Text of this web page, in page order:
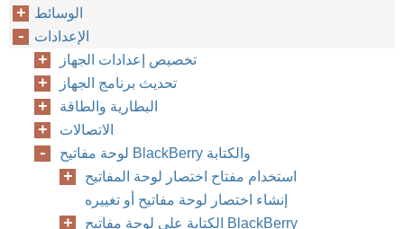
الوسائط
الإعدادات
تخصيص إعدادات الجهاز
تحديث برنامج الجهاز
البطارية والطاقة
الاتصالات
لوحة مفاتيح BlackBerry والكتابة
استخدام مفتاح اختصار لوحة المفاتيح
إنشاء اختصار لوحة مفاتيح أو تغييره
الكتابة على لوحة مفاتيح BlackBerry